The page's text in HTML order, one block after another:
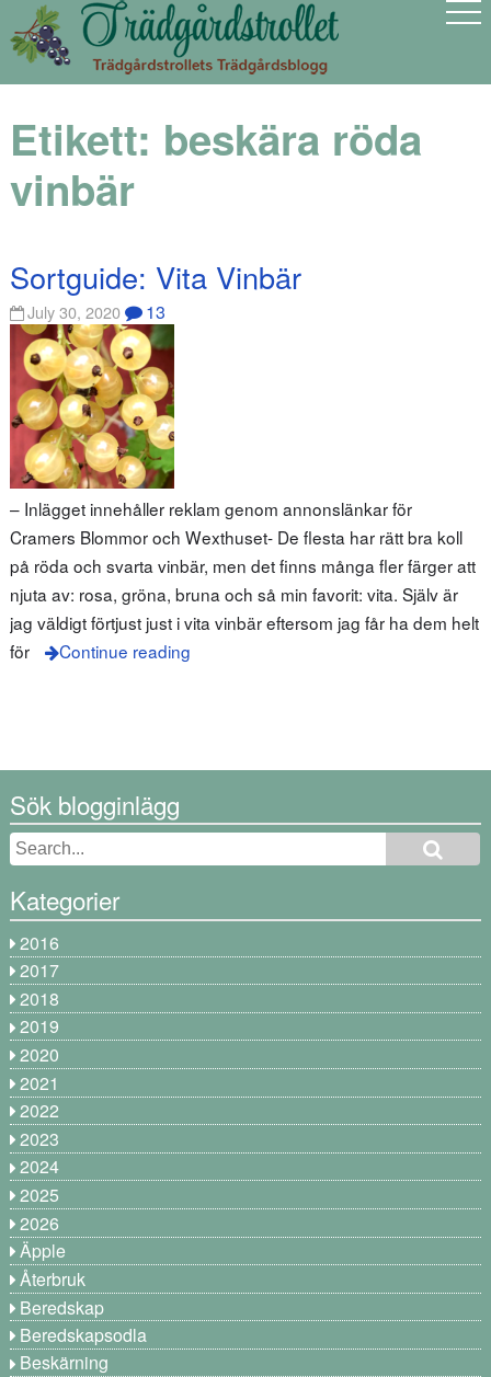
Etikett: beskära röda
vinbär
Sortguide: Vita Vinbär
July 30, 2020 13
– Inlägget innehåller reklam genom annonslänkar för
Cramers Blommor och Wexthuset- De flesta har rätt bra koll
på röda och svarta vinbär, men det finns många fler färger att
njuta av: rosa, gröna, bruna och så min favorit: vita. Själv är
jag väldigt förtjust just i vita vinbär eftersom jag får ha dem helt
för
Continue reading
Sök blogginlägg
Kategorier
2016
2017
2018
2019
2020
2021
2022
2023
2024
2025
2026
Äpple
Återbruk
Beredskap
Beredskapsodla
Beskärning